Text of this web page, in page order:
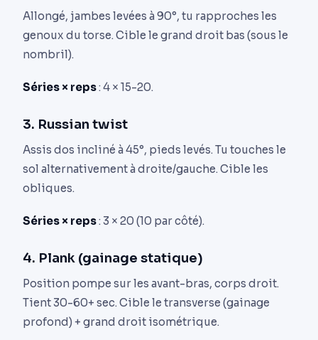
Allongé, jambes levées à 90°, tu rapproches les
genoux du torse. Cible le grand droit bas (sous le
nombril).
Séries × reps: 4 × 15-20.
3. Russian twist
Assis dos incliné à 45°, pieds levés. Tu touches le
sol alternativement à droite/gauche. Cible les
obliques.
Séries × reps: 3 × 20 (10 par côté).
4. Plank (gainage statique)
Position pompe sur les avant-bras, corps droit.
Tient 30-60+ sec. Cible le transverse (gainage
profond) + grand droit isométrique.